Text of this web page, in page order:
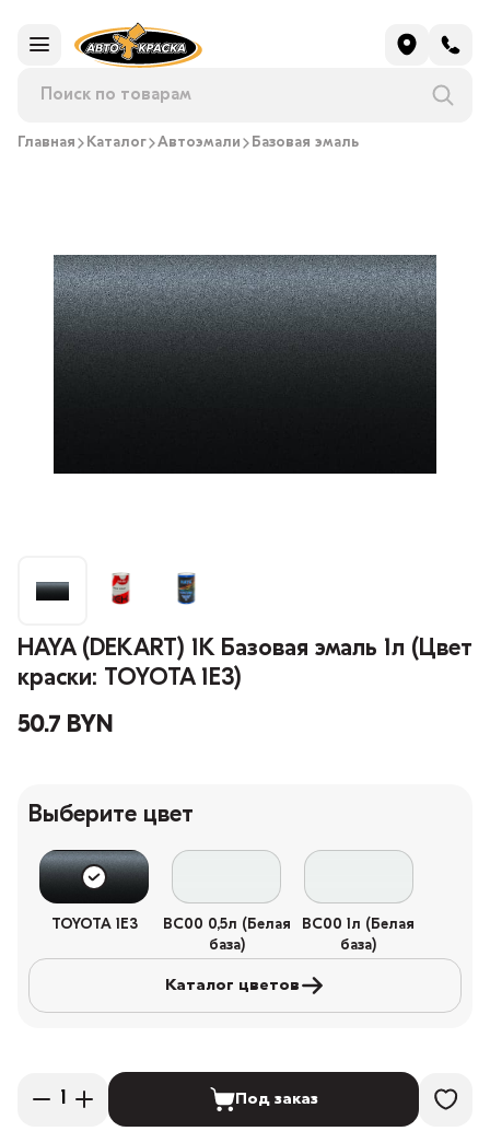
Главная Каталог Автоэмали Базовая эмаль
HAYA (DEKART) 1К Базовая эмаль 1л (Цвет
краски: TOYOTA 1E3)
50.7 BYN
Выберите цвет
TOYOTA 1E3
BC00 0,5л (Белая
база)
BC00 1л (Белая
база)
Каталог цветов
Под заказ